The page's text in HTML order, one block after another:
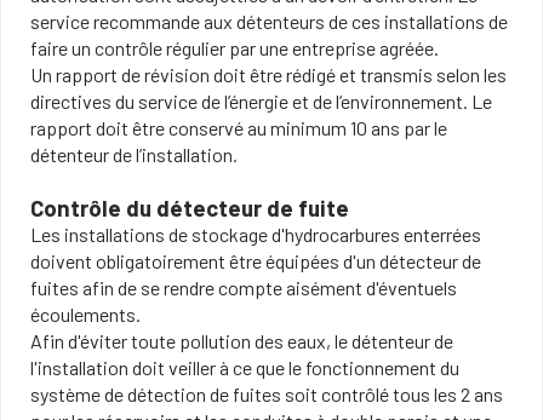
service recommande aux détenteurs de ces installations de
faire un contrôle régulier par une entreprise agréée.
Un rapport de révision doit être rédigé et transmis selon les
directives du service de l’énergie et de l’environnement. Le
rapport doit être conservé au minimum 10 ans par le
détenteur de l’installation.
Contrôle du détecteur de fuite
Les installations de stockage d'hydrocarbures enterrées
doivent obligatoirement être équipées d'un détecteur de
fuites afin de se rendre compte aisément d'éventuels
écoulements.
Afin d'éviter toute pollution des eaux, le détenteur de
l'installation doit veiller à ce que le fonctionnement du
système de détection de fuites soit contrôlé tous les 2 ans